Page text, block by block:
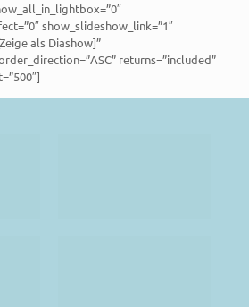
show_slideshow_link=”1″
als Diashow]”
returns=”included”